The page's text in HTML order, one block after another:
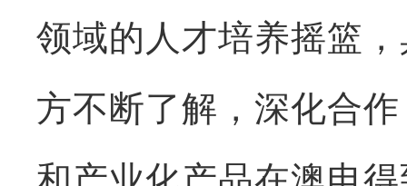
领域的人才培养摇篮
方不断了解，深化合